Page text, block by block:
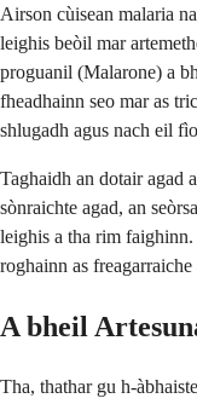
Airson cùisean malaria
leighis beòil mar
proguanil (Malarone) a
fheadhainn seo mar as
shlugadh agus nach eil
Taghaidh an dotair agad
sònraichte agad, an
leighis a tha rim faighinn.
roghainn as
A bheil
Tha, thathar gu h-